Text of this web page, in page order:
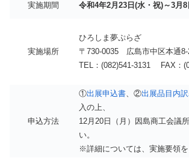
実施期間 令和4年2月23日(水・祝)～3月8
実施場所
ひろしま夢ぷらざ
〒730-0035 広島市中区本通8-
TEL：(082)541-3131 FAX：
申込方法
①出展申込書、②出展品目内
入の上、
12月20日（月）因島商工会議
い。
※詳細については、実施要領を